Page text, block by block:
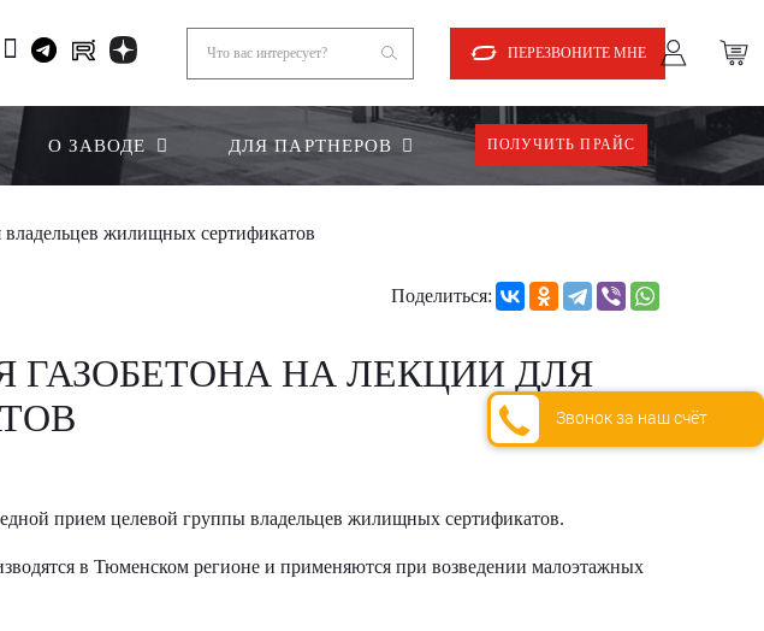
ПЕРЕЗВОНИТЕ МНЕ
О ЗАВОДЕ ДЛЯ ПАРТНЕРОВ ПОЛУЧИТЬ ПРАЙС
владельцев жилищных сертификатов
Поделиться:
ГАЗОБЕТОНА НА ЛЕКЦИИ ДЛЯ
прием целевой группы владельцев жилищных сертификатов.
в Тюменском регионе и применяются при возведении малоэтажных
Звонок за наш счёт